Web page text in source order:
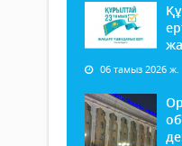
06 тамыз 2026 ж.